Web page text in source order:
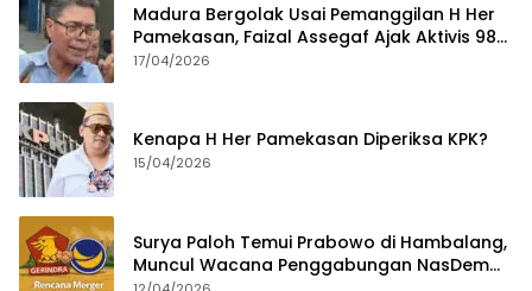
Madura Bergolak Usai Pemanggilan H Her
Pamekasan, Faizal Assegaf Ajak Aktivis 98
Bongkar Permainan KPK
17/04/2026
Kenapa H Her Pamekasan Diperiksa KPK?
15/04/2026
Surya Paloh Temui Prabowo di Hambalang,
Muncul Wacana Penggabungan NasDem